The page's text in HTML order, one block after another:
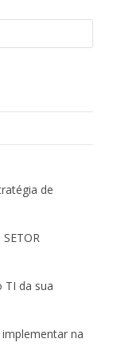
de
TI da sua
na